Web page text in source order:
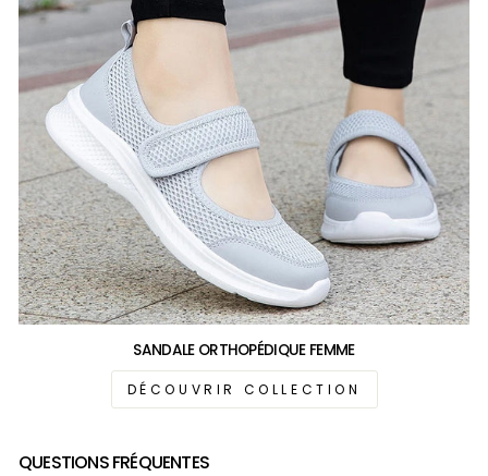
SANDALE ORTHOPÉDIQUE FEMME
DÉCOUVRIR COLLECTION
QUESTIONS FRÉQUENTES